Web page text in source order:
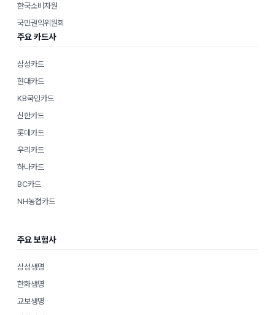
한국소비자원
국민권익위원회
주요 카드사
삼성카드
현대카드
KB국민카드
신한카드
롯데카드
우리카드
하나카드
BC카드
NH농협카드
주요 보험사
삼성생명
한화생명
교보생명